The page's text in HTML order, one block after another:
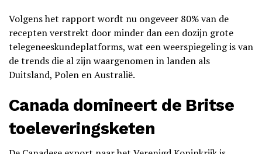
Volgens het rapport wordt nu ongeveer 80% van de
recepten verstrekt door minder dan een dozijn grote
telegeneeskundeplatforms, wat een weerspiegeling is van
de trends die al zijn waargenomen in landen als
Duitsland, Polen en Australië.
Canada domineert de Britse
toeleveringsketen